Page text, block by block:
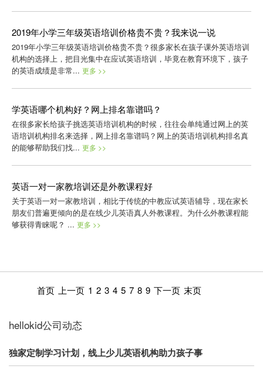
2019年小学三年级英语培训价格贵不贵？我来说一说
2019年小学三年级英语培训价格贵不贵？很多家长在孩子课外英语培训
机构的选择上，把目光集中在应试英语培训，毕竟在教育环境下，孩子
的英语成绩是非常... 更多 >>
学英语哪个机构好？网上排名靠谱吗？
在很多家长给孩子挑选英语培训机构的时候，往往会单纯通过网上的英
语培训机构排名来选择，网上排名靠谱吗？网上的英语培训机构排名真
的能够帮助我们找... 更多 >>
英语一对一家教培训还是外教课程好
关于英语一对一家教培训，相比于传统的中教应试英语辅导，现在家长
朋友们普遍更倾向的是在线少儿英语真人外教课程。为什么外教课程能
够获得青睐呢？ ... 更多 >>
首页 上一页 1 2 3 4 5 7 8 9 下一页 末页
hellokid公司动态
独家定制学习计划，线上少儿英语机构助力孩子事